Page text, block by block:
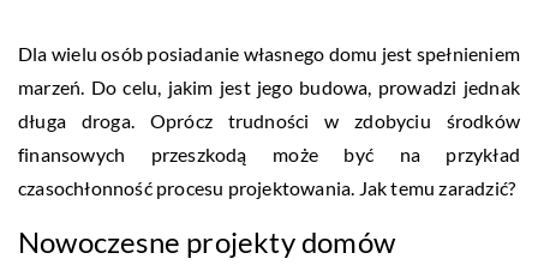
Dla wielu osób posiadanie własnego domu jest spełnieniem
marzeń. Do celu, jakim jest jego budowa, prowadzi jednak
długa droga. Oprócz trudności w zdobyciu środków
finansowych przeszkodą może być na przykład
czasochłonność procesu projektowania. Jak temu zaradzić?
Nowoczesne projekty domów